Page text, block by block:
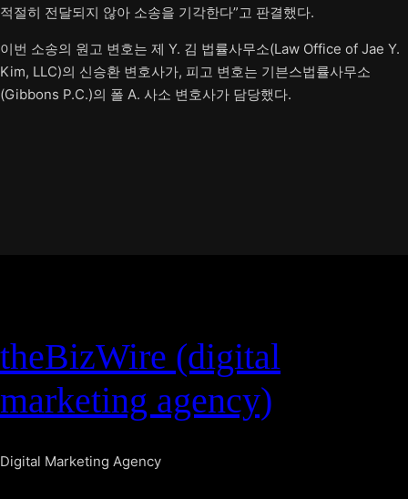
적절히 전달되지 않아 소송을 기각한다”고 판결했다.
이번 소송의 원고 변호는 제 Y. 김 법률사무소(Law Office of Jae Y.
Kim, LLC)의 신승환 변호사가, 피고 변호는 기븐스법률사무소
(Gibbons P.C.)의 폴 A. 사소 변호사가 담당했다.
theBizWire (digital
marketing agency)
Digital Marketing Agency